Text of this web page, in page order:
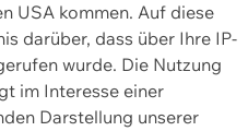
USA kommen. Auf diese
darüber, dass über Ihre IP-
wurde. Die Nutzung
im Interesse einer
Darstellung unserer